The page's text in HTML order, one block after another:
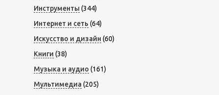
Инструменты (344)
Интернет и сеть (64)
Искусство и дизайн (60)
Книги (38)
Музыка и аудио (161)
Мультимедиа (205)